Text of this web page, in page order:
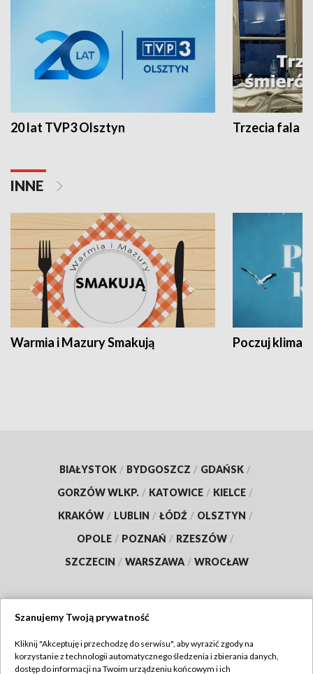
20 lat TVP3 Olsztyn Trzecia fala -
INNE
Warmia i Mazury Smakują Poczuj klimat
BIAŁYSTOK / BYDGOSZCZ / GDAŃSK /
GORZÓW WLKP. / KATOWICE / KIELCE /
KRAKÓW / LUBLIN / ŁÓDŹ / OLSZTYN /
OPOLE / POZNAŃ / RZESZÓW /
SZCZECIN / WARSZAWA / WROCŁAW
TVP
Szanujemy Twoją prywatność
Kliknij "Akceptuję i przechodzę do serwisu", aby wyrazić zgody na
korzystanie z technologii automatycznego śledzenia i zbierania danych,
dostęp do informacji na Twoim urządzeniu końcowym i ich